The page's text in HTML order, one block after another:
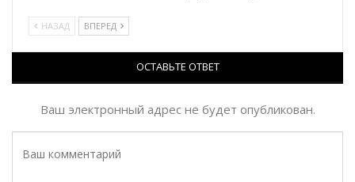
НАЗАД ВПЕРЕД
ОСТАВЬТЕ ОТВЕТ
Ваш электронный адрес не будет опубликован.